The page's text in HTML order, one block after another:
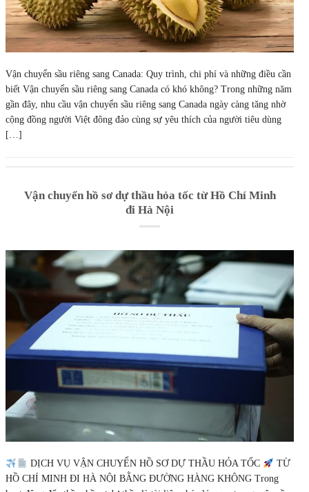
Vận chuyển sầu riêng sang Canada: Quy trình, chi phí và những điều cần
biết Vận chuyển sầu riêng sang Canada có khó không? Trong những năm
gần đây, nhu cầu vận chuyển sầu riêng sang Canada ngày càng tăng nhờ
cộng đồng người Việt đông đảo cùng sự yêu thích của người tiêu dùng
[…]
Vận chuyển hồ sơ dự thầu hỏa tốc từ Hồ Chí Minh
đi Hà Nội
DỊCH VỤ VẬN CHUYỂN HỒ SƠ DỰ THẦU HỎA TỐC
TỪ
HỒ CHÍ MINH ĐI HÀ NỘI BẰNG ĐƯỜNG HÀNG KHÔNG Trong